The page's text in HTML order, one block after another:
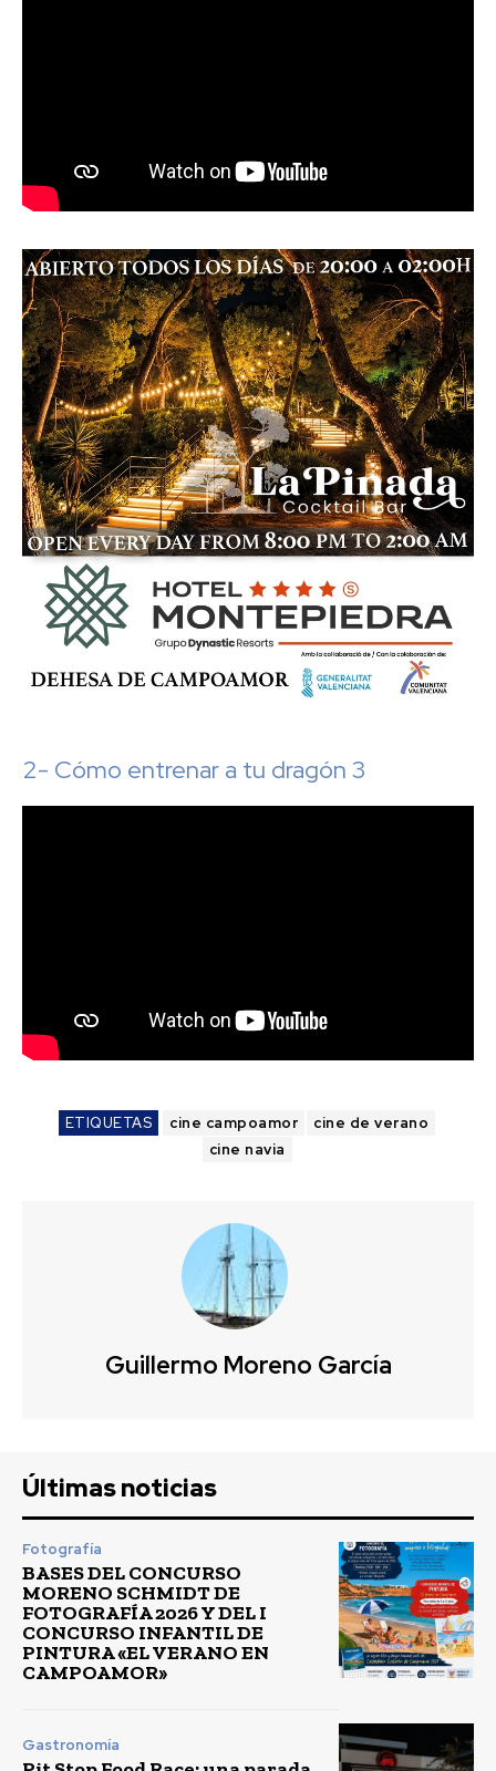
2- Cómo entrenar a tu dragón 3
ETIQUETAS cine campoamor
cine de verano
cine navia
Guillermo Moreno García
Últimas noticias
Fotografía
BASES DEL CONCURSO
MORENO SCHMIDT DE
FOTOGRAFÍA 2026 Y DEL I
CONCURSO INFANTIL DE
PINTURA «EL VERANO EN
CAMPOAMOR»
Gastronomía